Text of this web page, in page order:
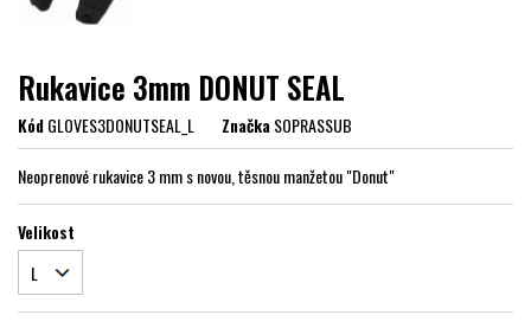
Rukavice 3mm DONUT SEAL
KódGLOVES3DONUTSEAL_L ZnačkaSOPRASSUB
Neoprenové rukavice 3 mm s novou, těsnou manžetou "Donut"
Velikost